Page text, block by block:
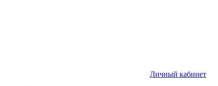
Личный кабинет